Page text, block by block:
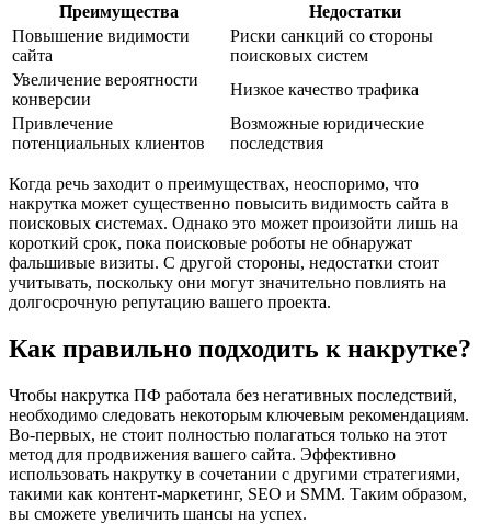
Преимущества
Недостатки
Повышение видимости
сайта
Риски санкций со стороны
поисковых систем
Увеличение вероятности
конверсии
Низкое качество трафика
Привлечение
потенциальных клиентов
Возможные юридические
последствия
Когда речь заходит о преимуществах, неоспоримо, что
накрутка может существенно повысить видимость сайта в
поисковых системах. Однако это может произойти лишь на
короткий срок, пока поисковые роботы не обнаружат
фальшивые визиты. С другой стороны, недостатки стоит
учитывать, поскольку они могут значительно повлиять на
долгосрочную репутацию вашего проекта.
Как правильно подходить к накрутке?
Чтобы накрутка ПФ работала без негативных последствий,
необходимо следовать некоторым ключевым рекомендациям.
Во-первых, не стоит полностью полагаться только на этот
метод для продвижения вашего сайта. Эффективно
использовать накрутку в сочетании с другими стратегиями,
такими как контент-маркетинг, SEO и SMM. Таким образом,
вы сможете увеличить шансы на успех.